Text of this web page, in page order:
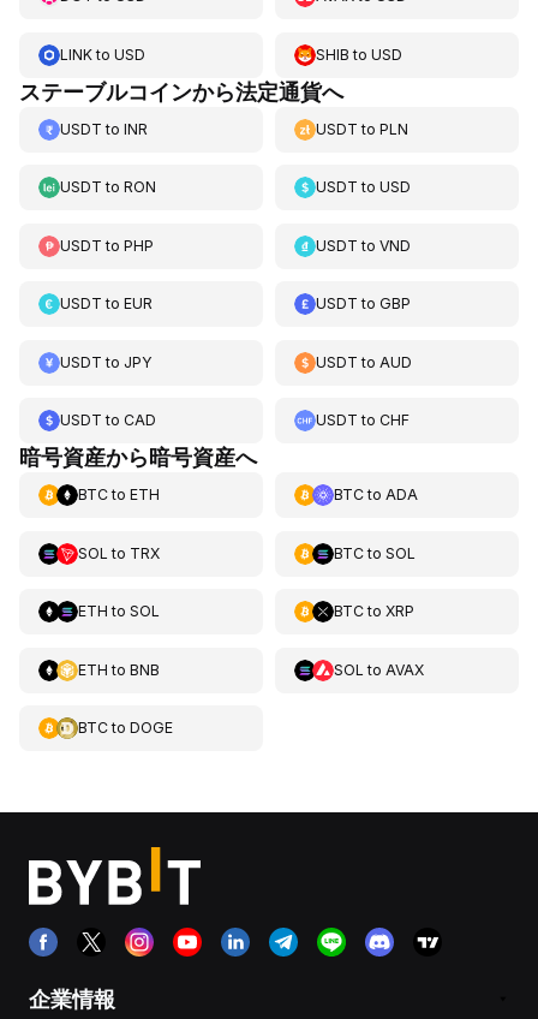
LINKto USD SHIB toUSD
ステーブルコインから法定通貨へ
USDT to INR USDT toPLN
USDT to RON USDT toUSD
USDT to PHP USDT toVND
USDT to EUR USDT toGBP
USDT to JPY USDT to AUD
USDT to CAD USDT toCHF
暗号資産から暗号資産へ
BTCto ETH BTCto ADA
SOL to TRX BTCto SOL
ETH to SOL BTCto XRP
ETH to BNB SOL to AVAX
BTCto DOGE
企業情報